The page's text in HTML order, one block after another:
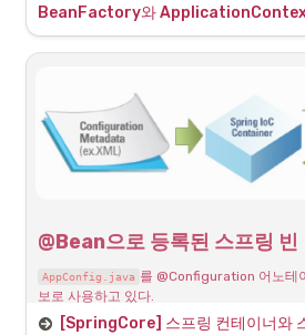
• 스프링 컨테이너의 최상위 인터페이스
• 스프링 빈을 관리하고 조회하는 역할 담당
현재까지 사용한 getBean(),
ApplicationContext
BeanFactory와
@Bean으로 등록된 스프링 빈
AppConfig.java 를 @Configuration 어노테
보로 사용하고 있다.
[SpringCore] 스프링 컨테이너와